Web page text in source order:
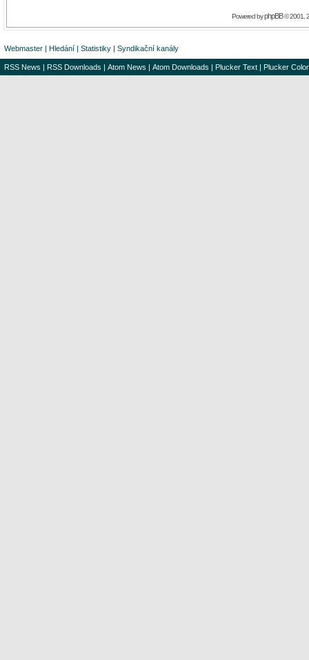
Powered byphpBB© 2001,
Webmaster | Hledání | Statistiky | Syndikační kanály
RSS News | RSS Downloads | Atom News | Atom Downloads | Plucker Text | Plucker Color